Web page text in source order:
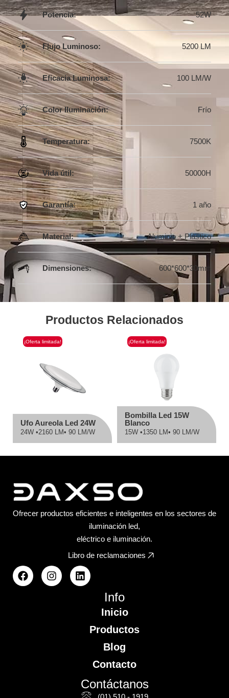
Potencia: 52W
Flujo Luminoso: 5200 LM
Eficacia Luminosa: 100 LM/W
Color Iluminación: Frío
Temperatura: 7500K
Vida útil: 50000H
Garantía: 1 año
Material: Aluminio + Plástico
Dimensiones: 600*600*30mm
Productos Relacionados
¡Oferta limitada!
Ufo Aureola Led 24W
24W •2160 LM• 90 LM/W
¡Oferta limitada!
Bombilla Led 15W
Blanco
15W •1350 LM• 90 LM/W
Ofrecer productos eficientes e inteligentes en los sectores de
iluminación led,
eléctrico e iluminación.
Libro de reclamaciones
Info
Inicio
Productos
Blog
Contacto
Contáctanos